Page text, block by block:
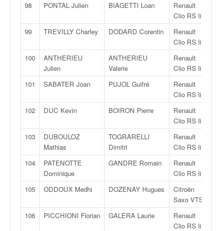
98 PONTAL Julien BIAGETTI Loan
Renault
Clio RS line
99 TREVILLY Charley DODARD Corentin
Renault
Clio RS line
100
ANTHERIEU
Julien
ANTHERIEU
Valerie
Renault
Clio RS line
101 SABATER Joan PUJOL Guifré
Renault
Clio RS line
102 DUC Kevin BOIRON Pierre
Renault
Clio RS line
103
DUBOULOZ
Mathias
TOGRARELLI
Dimitri
Renault
Clio RS line
104
PATENOTTE
Dominique
GANDRE Romain
Renault
Clio RS line
105 ODDOUX Medhi DOZENAY Hugues
Citroën
Saxo VTS
106 PICCHIONI Florian GALERA Laurie
Renault
Clio RS line